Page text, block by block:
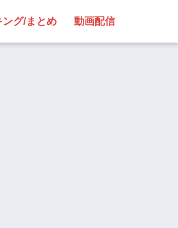
ング/まとめ 動画配信